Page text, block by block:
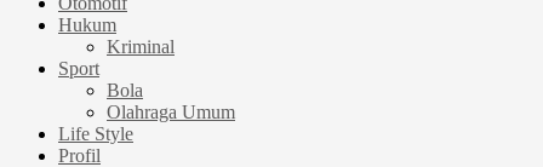
Hukum
Kriminal
Sport
Bola
Olahraga Umum
Life Style
Profil